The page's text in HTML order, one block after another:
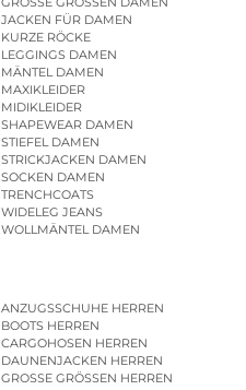
JACKEN FÜR DAMEN
KURZE RÖCKE
LEGGINGS DAMEN
MÄNTEL DAMEN
MAXIKLEIDER
MIDIKLEIDER
SHAPEWEAR DAMEN
STIEFEL DAMEN
STRICKJACKEN DAMEN
SOCKEN DAMEN
TRENCHCOATS
WIDELEG JEANS
WOLLMÄNTEL DAMEN
ANZUGSSCHUHE HERREN
BOOTS HERREN
CARGOHOSEN HERREN
DAUNENJACKEN HERREN
GROSSE GRÖSSEN HERREN